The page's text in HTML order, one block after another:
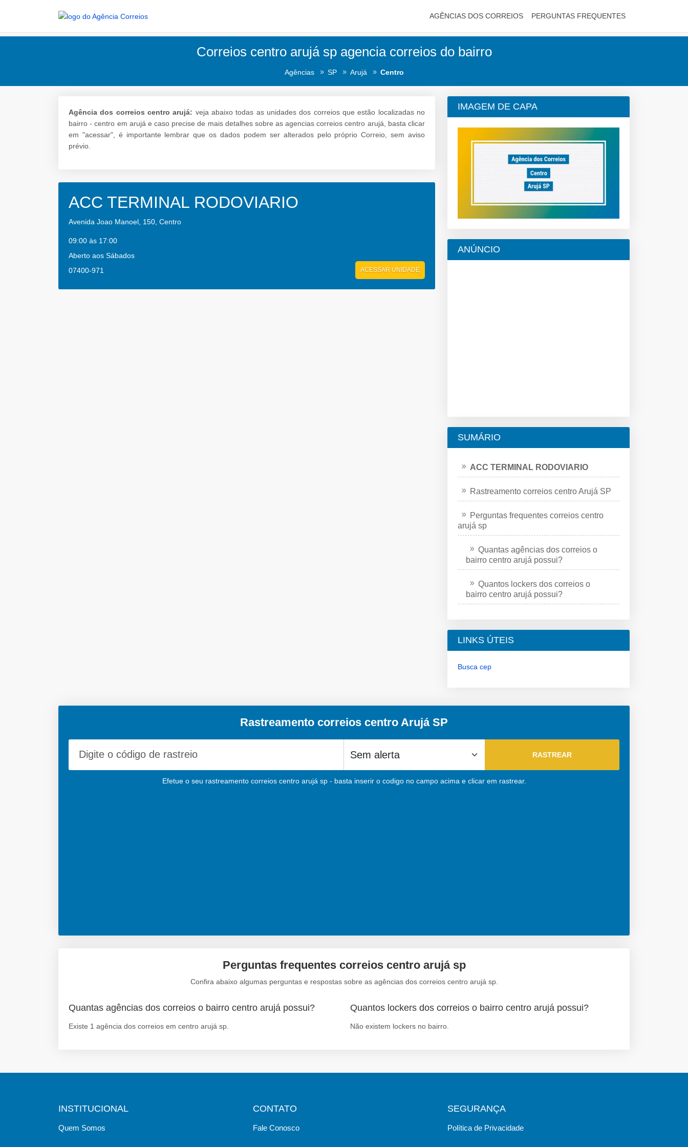
AGÊNCIAS DOS CORREIOS PERGUNTAS FREQUENTES
Correios centro arujá sp agencia correios do bairro
Agências SP Arujá Centro
Agência dos correios centro arujá: veja abaixo todas as unidades dos correios que estão localizadas no
bairro - centro em arujá e caso precise de mais detalhes sobre as agencias correios centro arujá, basta clicar
em "acessar", é importante lembrar que os dados podem ser alterados pelo próprio Correio, sem aviso
prévio.
ACC TERMINAL RODOVIARIO
Avenida Joao Manoel, 150, Centro
09:00 às 17:00
Aberto aos Sábados
07400-971
ACESSAR UNIDADE
IMAGEM DE CAPA
ANÚNCIO
SUMÁRIO
ACC TERMINAL RODOVIARIO
Rastreamento correios centro Arujá SP
Perguntas frequentes correios centro
arujá sp
Quantas agências dos correios o
bairro centro arujá possui?
Quantos lockers dos correios o
bairro centro arujá possui?
LINKS ÚTEIS
Busca cep
Rastreamento correios centro Arujá SP
Efetue o seu rastreamento correios centro arujá sp - basta inserir o codigo no campo acima e clicar em rastrear.
Perguntas frequentes correios centro arujá sp
Confira abaixo algumas perguntas e respostas sobre as agências dos correios centro arujá sp.
Quantas agências dos correios o bairro centro arujá possui?
Existe 1 agência dos correios em centro arujá sp.
Quantos lockers dos correios o bairro centro arujá possui?
Não existem lockers no bairro.
INSTITUCIONAL
Quem Somos
CONTATO
Fale Conosco
SEGURANÇA
Política de Privacidade